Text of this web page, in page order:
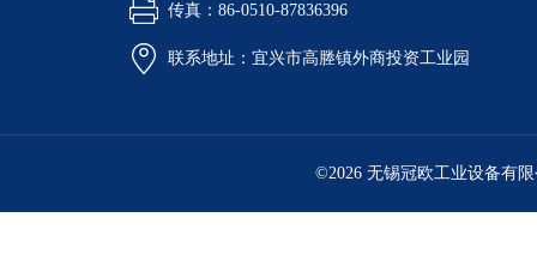
传真：86-0510-87836396
联系地址：宜兴市高塍镇外商投资工业园
©2026 无锡冠欧工业设备有